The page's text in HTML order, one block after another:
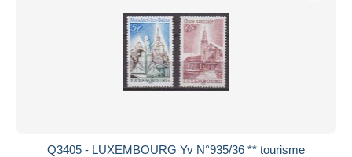
Q3405 - LUXEMBOURG Yv N°935/36 ** tourisme